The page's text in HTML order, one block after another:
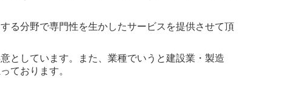
る分野で専門性を生かしたサービスを提供させて頂
としています。
また、業種でいうと建設業・製造
ております。